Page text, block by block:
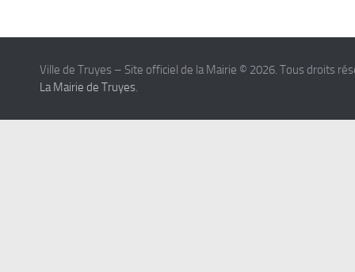
Ville de Truyes – Site officiel de la Mairie © 2026. Tous droits
La Mairie de Truyes.